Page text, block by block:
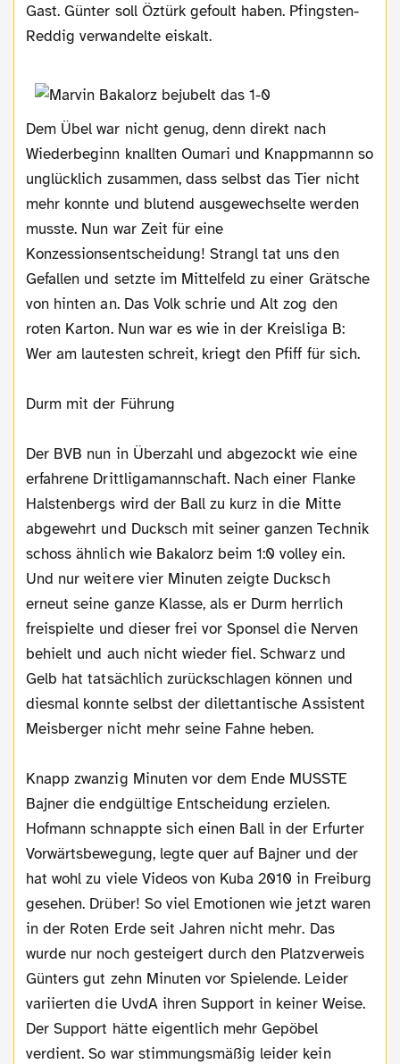
Gast. Günter soll Öztürk gefoult haben. Pfingsten-
Reddig verwandelte eiskalt.
Dem Übel war nicht genug, denn direkt nach
Wiederbeginn knallten Oumari und Knappmannn so
unglücklich zusammen, dass selbst das Tier nicht
mehr konnte und blutend ausgewechselte werden
musste. Nun war Zeit für eine
Konzessionsentscheidung! Strangl tat uns den
Gefallen und setzte im Mittelfeld zu einer Grätsche
von hinten an. Das Volk schrie und Alt zog den
roten Karton. Nun war es wie in der Kreisliga B:
Wer am lautesten schreit, kriegt den Pfiff für sich.
Durm mit der Führung
Der BVB nun in Überzahl und abgezockt wie eine
erfahrene Drittligamannschaft. Nach einer Flanke
Halstenbergs wird der Ball zu kurz in die Mitte
abgewehrt und Ducksch mit seiner ganzen Technik
schoss ähnlich wie Bakalorz beim 1:0 volley ein.
Und nur weitere vier Minuten zeigte Ducksch
erneut seine ganze Klasse, als er Durm herrlich
freispielte und dieser frei vor Sponsel die Nerven
behielt und auch nicht wieder fiel. Schwarz und
Gelb hat tatsächlich zurückschlagen können und
diesmal konnte selbst der dilettantische Assistent
Meisberger nicht mehr seine Fahne heben.
Knapp zwanzig Minuten vor dem Ende MUSSTE
Bajner die endgültige Entscheidung erzielen.
Hofmann schnappte sich einen Ball in der Erfurter
Vorwärtsbewegung, legte quer auf Bajner und der
hat wohl zu viele Videos von Kuba 2010 in Freiburg
gesehen. Drüber! So viel Emotionen wie jetzt waren
in der Roten Erde seit Jahren nicht mehr. Das
wurde nur noch gesteigert durch den Platzverweis
Günters gut zehn Minuten vor Spielende. Leider
variierten die UvdA ihren Support in keiner Weise.
Der Support hätte eigentlich mehr Gepöbel
verdient. So war stimmungsmäßig leider kein